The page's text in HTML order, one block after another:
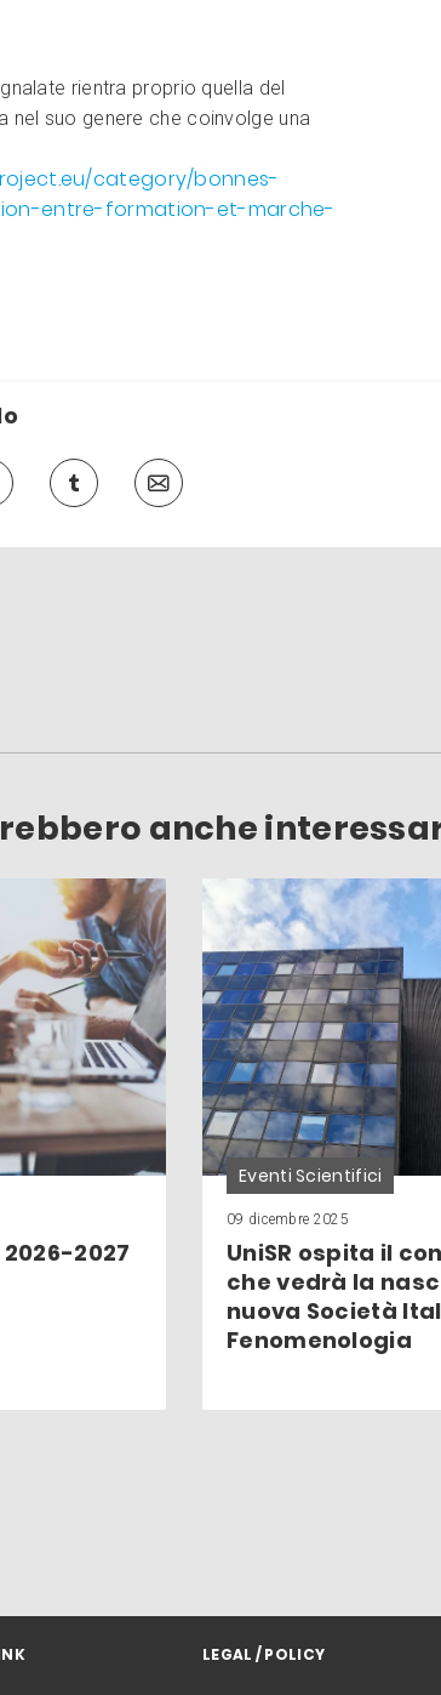
rientra proprio quella del
nel suo genere che coinvolge una
category/bonnes-
entre-formation-et-marche-
anche
2027
Eventi Scientifici
09 dicembre 2025
UniSR ospita il
che vedrà la
nuova Società
Fenomenologia
LEGAL / POLICY